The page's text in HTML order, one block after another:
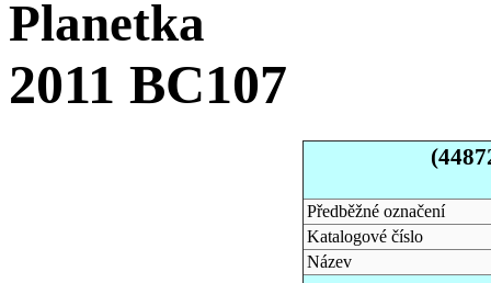
Planetka
2011 BC107
Předběžné označení
Katalogové číslo
Název